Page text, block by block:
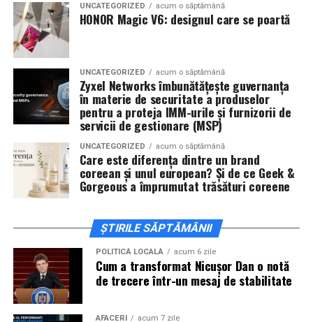
De „Ziua Îndrăgostiților”, pe14 februarie, în Cinema
City Iulius Mall Suceava, de la 18:30, spectatorii sunt
invitați la film alături de regizorul
actoriiSergiu Costache, Vlad si Oana Gherman,
Alexandra Răduță.
Cineplexx Băneasa Shopping City
Bucureștigăzduiește o proiecție specială în prezența
întregii echipe pe15 februarie, de la 17:30.
ÎnCraiova , regizorul Paul Decuși actorii Sergiu
Costache, Azaleea Necula și Oana Gherman vor
Mall pe 16 februarie de la ora 18:00.
ActoriiVlad Gherman, Oana Gherman și Ioana
Ginghinăvin la întâlnirea cu publicul dinCinema City
Vivo! Pitești pe 17 februarie, de la 18:30și vor
participa la o discuție după proiecție, alături de
UNCATEGORIZED acum o săptămână
HONOR Magic V6: designul care se poartă
UNCATEGORIZED acum o săptămână
Zyxel Networks îmbunătățește guvernanța
în materie de securitate a produselor
pentru a proteja IMM-urile și furnizorii de
servicii de gestionare (MSP)
UNCATEGORIZED acum o săptămână
Care este diferența dintre un brand
coreean și unul european? Și de ce Geek &
Gorgeous a împrumutat trăsături coreene
ȘTIRILE SĂPTĂMÂNII
POLITICĂ LOCALĂ acum 6 zile
Cum a transformat Nicușor Dan o notă
de trecere într-un mesaj de stabilitate
AFACERI acum 7 zile